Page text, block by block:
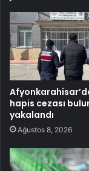
hapis cezası
yakalandı
Ağustos 8, 2026